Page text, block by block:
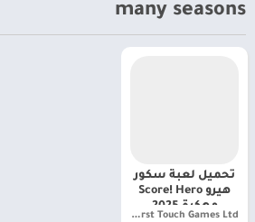
many seasons
تحميل لعبة سكور
هيرو Score! Hero
مهكرة 2025
First Touch Games Ltd.‏